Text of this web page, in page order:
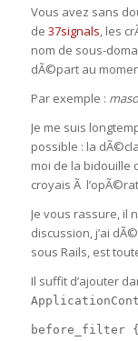
Vous avez sans
de 37signals, les
nom de sous-
dÃ©part au
Par exemple :
Je me suis
possible : la
moi de la bidouille
croyais Ã
Je vous rassure, il
discussion, j’ai
sous Rails, est
Il suffit d’ajouter
before_filter